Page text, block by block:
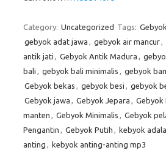
Category: Uncategorized Tags: Gebyok
gebyok adat jawa , gebyok air mancur,
antik jati , Gebyok Antik Madura ,
bali , gebyok bali minimalis , gebyok
Gebyok bekas , gebyok besi , gebyok
Gebyok jawa , Gebyok Jepara , Gebyok
manten , Gebyok Minimalis , Gebyok
Pengantin , Gebyok Putih , kebyok
anting , kebyok anting-anting mp3